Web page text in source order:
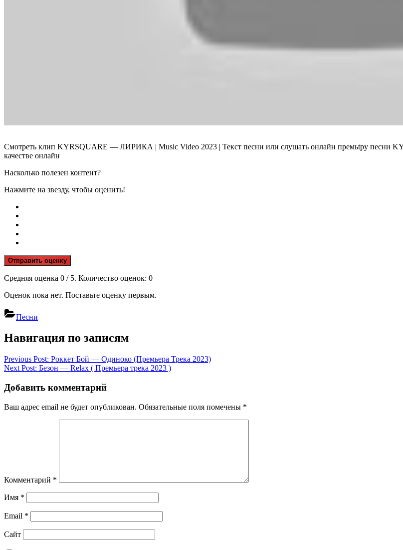
Смотреть клип KYRSQUARE — ЛИРИКА | Music Video 2023 | Текст песни или слушать онлайн премьtру песни
качестве онлайн
Насколько полезен контент?
Нажмите на звезду, чтобы оценить!
Отправить оценку
Средняя оценка 0 / 5. Количество оценок: 0
Оценок пока нет. Поставьте оценку первым.
Песни
Навигация по записям
Previous Post: Роккет Бой — Одиноко (Премьера Трека 2023)
Next Post: Безон — Relax ( Премьера трека 2023 )
Добавить комментарий
Ваш адрес email не будет опубликован. Обязательные поля помечены *
Комментарий *
Имя *
Email *
Сайт